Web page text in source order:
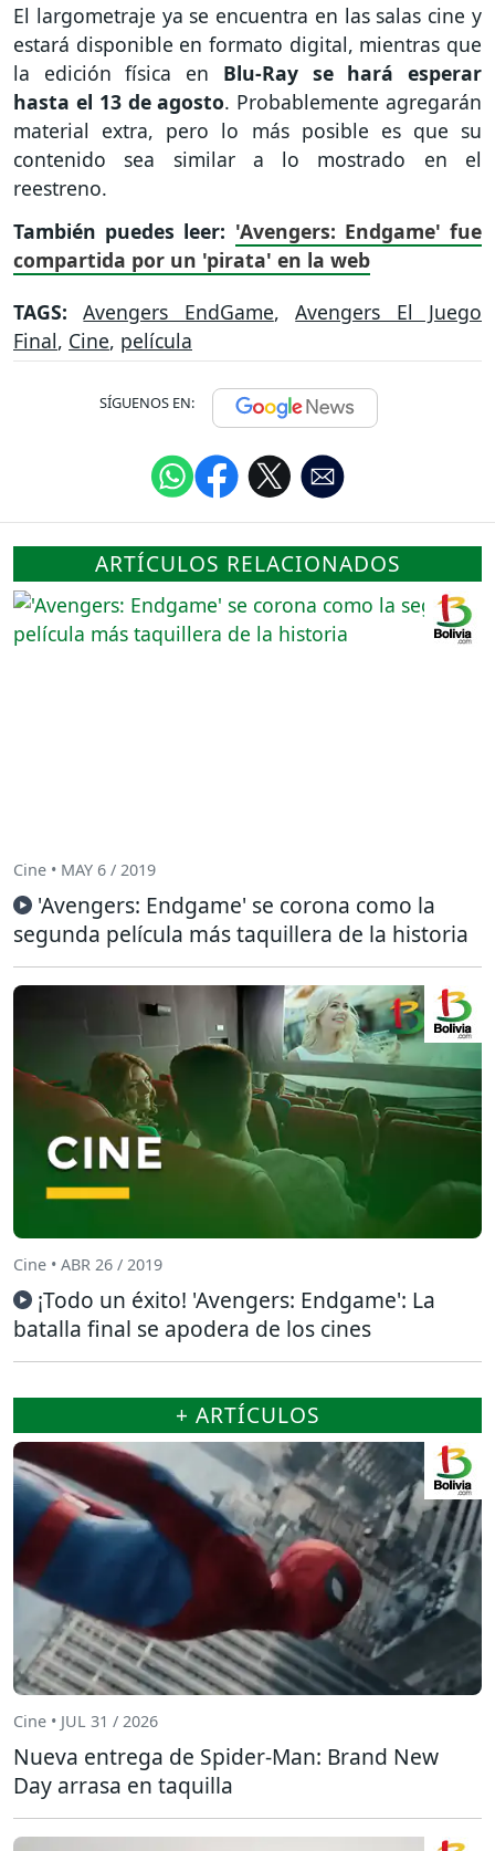
El largometraje ya se encuentra en las salas cine y
estará disponible en formato digital, mientras que
la edición física en Blu-Ray se hará esperar
hasta el 13 de agosto. Probablemente agregarán
material extra, pero lo más posible es que su
contenido sea similar a lo mostrado en el
reestreno.
También puedes leer: 'Avengers: Endgame' fue
compartida por un 'pirata' en la web
TAGS:Avengers EndGame,Avengers El Juego
Final, Cine, película
SÍGUENOS EN:
ARTÍCULOS RELACIONADOS
Cine • MAY 6 / 2019
'Avengers: Endgame' se corona como la
segunda película más taquillera de la historia
Cine • ABR 26 / 2019
¡Todo un éxito! 'Avengers: Endgame': La
batalla final se apodera de los cines
+ ARTÍCULOS
Cine • JUL 31 / 2026
Nueva entrega de Spider-Man: Brand New
Day arrasa en taquilla